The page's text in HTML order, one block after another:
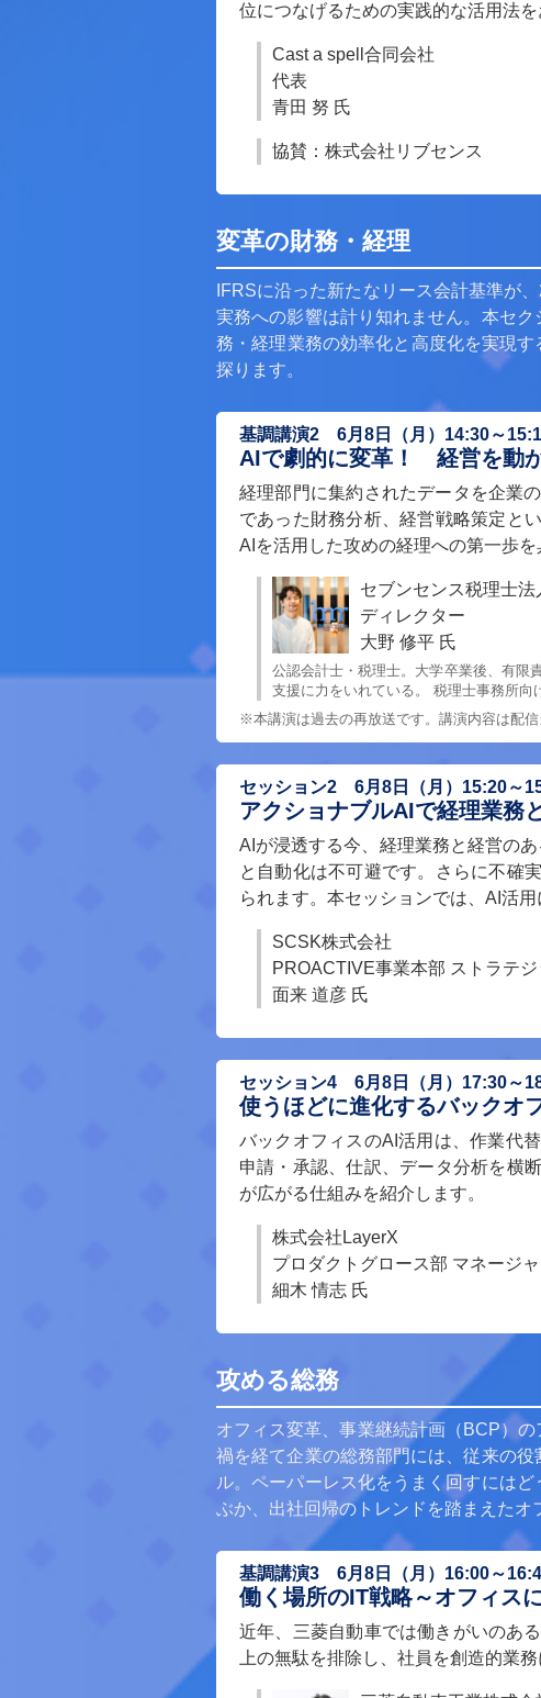
位につなげるための実践的な活用法を
Cast a spell合同会社
代表
青田 努 氏
協賛：株式会社リブセンス
変革の財務・経理
IFRSに沿った新たなリース会計基準が
実務への影響は計り知れません。本セ
務・経理業務の効率化と高度化を実現
探ります。
基調講演2 6月8日（月）14:30～
AIで劇的に変革！ 経営を動
経理部門に集約されたデータを企業
であった財務分析、経営戦略策定と
AIを活用した攻めの経理への第一歩を
セブンセンス税理士法
ディレクター
大野 修平 氏
公認会計士・税理士。大学卒業後、有限
支援に力をいれている。 税理士事務所向
※本講演は過去の再放送です。講演内容は配
セッション2 6月8日（月）15:20～
アクショナブルAIで経理業務
AIが浸透する今、経理業務と経営の
と自動化は不可避です。さらに不確
られます。本セッションでは、AI活
SCSK株式会社
PROACTIVE事業本部 ストラテ
面来 道彦 氏
セッション4 6月8日（月）17:30～
使うほどに進化するバックオ
バックオフィスのAI活用は、作業代
申請・承認、仕訳、データ分析を横
が広がる仕組みを紹介します。
株式会社LayerX
プロダクトグロース部 マネージ
細木 情志 氏
攻める総務
オフィス変革、事業継続計画（BCP）
禍を経て企業の総務部門には、従来の
ル。ペーパーレス化をうまく回すには
ぶか、出社回帰のトレンドを踏まえたオ
基調講演3 6月8日（月）16:00～
働く場所のIT戦略～オフィス
近年、三菱自動車では働きがいのあ
上の無駄を排除し、社員を創造的業